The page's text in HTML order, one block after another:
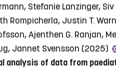
Stefanie Lanzinger, Siv
Rompicherla, Justin T.
Ajenthen G. Ranjan,
Jannet Svensson (2025)
analysis of data from